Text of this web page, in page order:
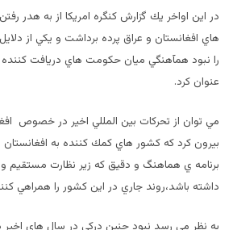
هاي افغانستان و عراق پرده برداشت و يكي از
را نبود همآهنگي ميان حكومت هاي دريافت
عنوان كرد.
مي توان از تحركات بين المللي اخير در خصوص
بيرون كرد كه كشور هاي كمك كننده به
برنامه ي هماهنگ و دقيق كه زير نظارت مستقيم
داشته باشد،روند جاري در اين كشور را همراهي